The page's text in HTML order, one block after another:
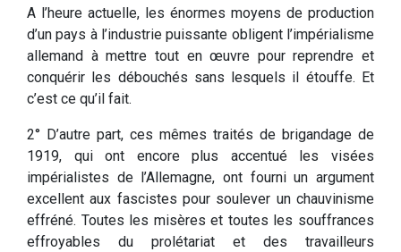
A l’heure actuelle, les énormes moyens de production
d’un pays à l’industrie puissante obligent l’impérialisme
allemand à mettre tout en œuvre pour reprendre et
conquérir les débouchés sans lesquels il étouffe. Et
c’est ce qu’il fait.
2° D’autre part, ces mêmes traités de brigandage de
1919, qui ont encore plus accentué les visées
impérialistes de l’Allemagne, ont fourni un argument
excellent aux fascistes pour soulever un chauvinisme
effréné. Toutes les misères et toutes les souffrances
effroyables du prolétariat et des travailleurs